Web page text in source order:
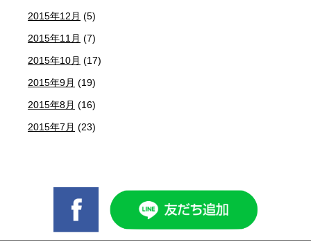
2015年12月 (5)
2015年11月 (7)
2015年10月 (17)
2015年9月 (19)
2015年8月 (16)
2015年7月 (23)